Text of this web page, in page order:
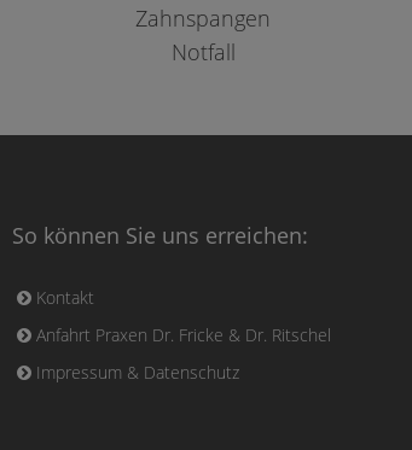
Zahnspangen
Notfall
So können Sie uns erreichen:
Kontakt
Anfahrt Praxen Dr. Fricke & Dr. Ritschel
Impressum & Datenschutz